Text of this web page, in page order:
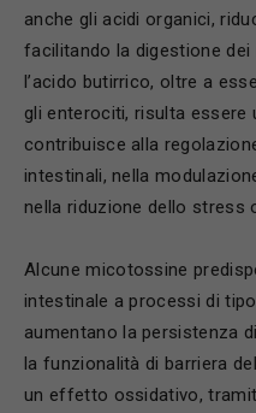
anche gli acidi organici,
facilitando la digestione
l’acido butirrico, oltre a
gli enterociti, risulta essere
contribuisce alla
intestinali, nella
nella riduzione dello stress
Alcune micotossine
intestinale a processi di
aumentano la persistenza
la funzionalità di barriera
un effetto ossidativo,